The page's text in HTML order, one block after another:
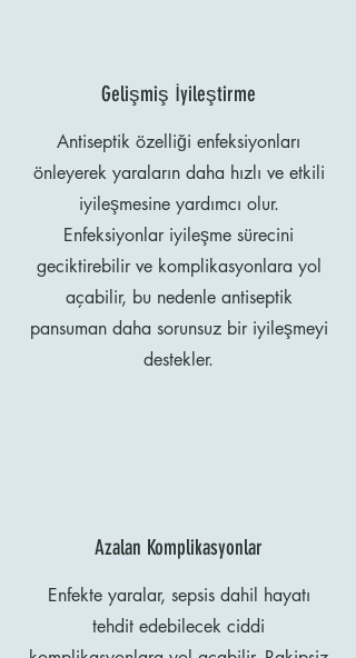
Gelişmiş İyileştirme
Antiseptik özelliği enfeksiyonları
önleyerek yaraların daha hızlı ve etkili
iyileşmesine yardımcı olur.
Enfeksiyonlar iyileşme sürecini
geciktirebilir ve komplikasyonlara yol
açabilir, bu nedenle antiseptik
pansuman daha sorunsuz bir iyileşmeyi
destekler.
Azalan Komplikasyonlar
Enfekte yaralar, sepsis dahil hayatı
tehdit edebilecek ciddi